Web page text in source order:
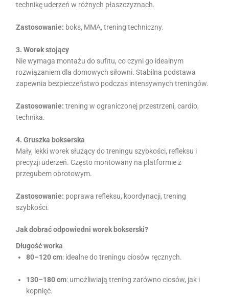
technikę uderzeń w różnych płaszczyznach.
Zastosowanie: boks, MMA, trening techniczny.
3. Worek stojący
Nie wymaga montażu do sufitu, co czyni go idealnym
rozwiązaniem dla domowych siłowni. Stabilna podstawa
zapewnia bezpieczeństwo podczas intensywnych treningów.
Zastosowanie: trening w ograniczonej przestrzeni, cardio,
technika.
4. Gruszka bokserska
Mały, lekki worek służący do treningu szybkości, refleksu i
precyzji uderzeń. Często montowany na platformie z
przegubem obrotowym.
Zastosowanie: poprawa refleksu, koordynacji, trening
szybkości.
Jak dobrać odpowiedni worek bokserski?
Długość worka
80–120 cm: idealne do treningu ciosów ręcznych.
130–180 cm: umożliwiają trening zarówno ciosów, jak i
kopnięć.